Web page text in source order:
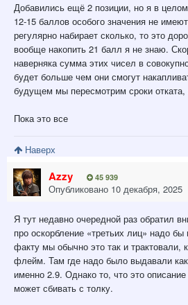
Добавились ещё 2 позиции, но я в
12-15 баллов особого значения не
регулярно набирает сколько, то это
вообще накопить 21 балл я не знаю.
наверняка сумма этих чисел в
будет больше чем они смогут
будущем мы пересмотрим сроки
Пока это все
Наверх
Azzy 45 939
Опубликовано 10 декабря, 2025
Я тут недавно очередной раз обратил
про оскорбление «третьих лиц» надо
факту мы обычно это так и трактовали,
флейм. Там где надо было выдавали
именно 2.9. Однако то, что это
может сбивать с толку.